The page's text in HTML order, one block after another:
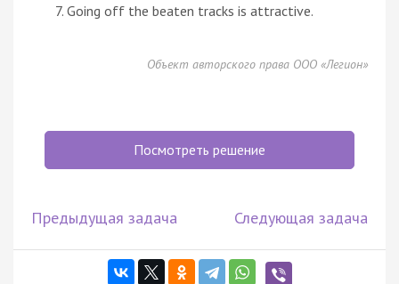
Going off the beaten tracks is attractive.
Объект авторского права ООО «Легион»
Посмотреть решение
Предыдущая задача Следующая задача